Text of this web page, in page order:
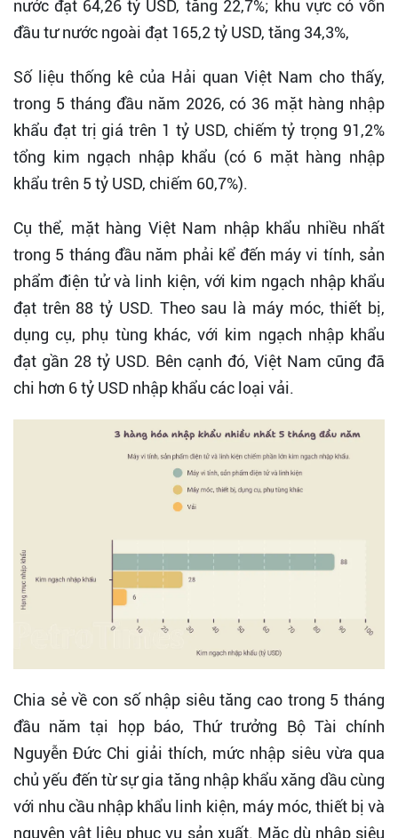
nước đạt 64,26 tỷ USD, tăng 22,7%; khu vực có vốn
đầu tư nước ngoài đạt 165,2 tỷ USD, tăng 34,3%,
Số liệu thống kê của Hải quan Việt Nam cho thấy,
trong 5 tháng đầu năm 2026, có 36 mặt hàng nhập
khẩu đạt trị giá trên 1 tỷ USD, chiếm tỷ trọng 91,2%
tổng kim ngạch nhập khẩu (có 6 mặt hàng nhập
khẩu trên 5 tỷ USD, chiếm 60,7%).
Cụ thể, mặt hàng Việt Nam nhập khẩu nhiều nhất
trong 5 tháng đầu năm phải kể đến máy vi tính, sản
phẩm điện tử và linh kiện, với kim ngạch nhập khẩu
đạt trên 88 tỷ USD. Theo sau là máy móc, thiết bị,
dụng cụ, phụ tùng khác, với kim ngạch nhập khẩu
đạt gần 28 tỷ USD. Bên cạnh đó, Việt Nam cũng đã
chi hơn 6 tỷ USD nhập khẩu các loại vải.
Chia sẻ về con số nhập siêu tăng cao trong 5 tháng
đầu năm tại họp báo, Thứ trưởng Bộ Tài chính
Nguyễn Đức Chi giải thích, mức nhập siêu vừa qua
chủ yếu đến từ sự gia tăng nhập khẩu xăng dầu cùng
với nhu cầu nhập khẩu linh kiện, máy móc, thiết bị và
nguyên vật liệu phục vụ sản xuất. Mặc dù nhập siêu